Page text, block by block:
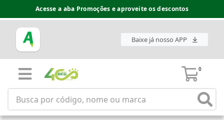
Acesse a aba Promoções e aproveite os descontos
Baixe já nosso APP
0